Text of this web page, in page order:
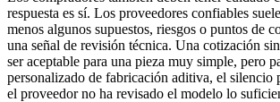
respuesta es sí. Los proveedores confiables
menos algunos supuestos, riesgos o puntos de
una señal de revisión técnica. Una cotización
ser aceptable para una pieza muy simple, pero
personalizado de fabricación aditiva, el silencio
el proveedor no ha revisado el modelo lo